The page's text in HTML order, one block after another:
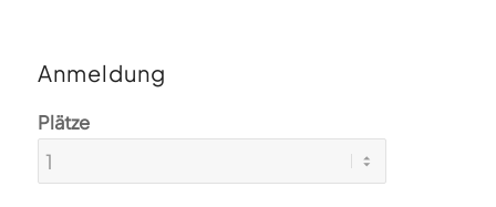
Anmeldung
Plätze